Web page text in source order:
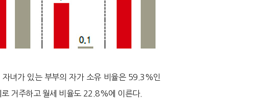
녀가 있는 부부의 자가 소유 비율은 59.3%인
거주하고 월세 비율도 22.8%에 이른다.